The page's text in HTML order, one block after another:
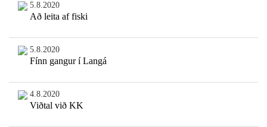
5.8.2020
Að leita af fiski
5.8.2020
Fínn gangur í Langá
4.8.2020
Viðtal við KK